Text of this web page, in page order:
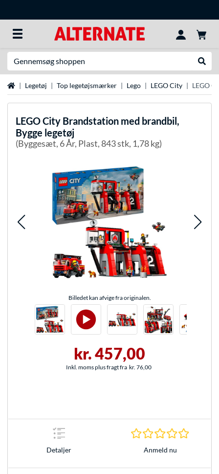
StartsideLegetøj Top legetøjsmærker Lego LEGO City LEGO
LEGOCity Brandstation med brandbil,
Bygge legetøj
(Byggesæt, 6 År, Plast, 843 stk, 1,78 kg)
Billedet kan afvige fra originalen.
kr. 457,00
Inkl. moms plus fragt fra kr. 76,00
Detaljer Anmeld nu